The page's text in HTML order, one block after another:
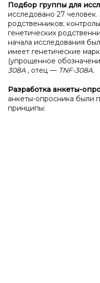
Подбор группы для
исследовано 27
родственников;
генетических
начала исследования
имеет генетические
(упрощенное
308A , отец — TNF-308A.
Разработка анкеты-
анкеты-опросника были
принципы: